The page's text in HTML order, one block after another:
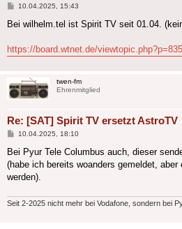
Beitrag
10.04.2025, 15:43
Bei wilhelm.tel ist Spirit TV seit 01.04.
https://board.wtnet.de/
twen-fm
Ehrenmitglied
Re: [SAT] Spirit TV ersetzt AstroTV
Beitrag
10.04.2025, 18:10
Bei Pyur Tele Columbus auch, dieser
(habe ich bereits woanders gemeldet,
werden).
Seit 2-2025 nicht mehr bei Vodafone, sondern bei